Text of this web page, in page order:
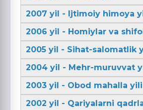
2007 yil - Ijtimoiy himoya
2006 yil - Homiylar va
2005 yil - Sihat-salomatlik
2004 yil - Mehr-muruvvat
2003 yil - Obod mahalla yili
2002 yil - Qariyalarni